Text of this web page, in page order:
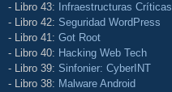
- Libro 43:
Infraestructuras Críticas
- Libro 42: Seguridad WordPress
- Libro 41: Got Root
- Libro 40: Hacking Web Tech
- Libro 39: Sinfonier: CyberINT
- Libro 38: Malware Android